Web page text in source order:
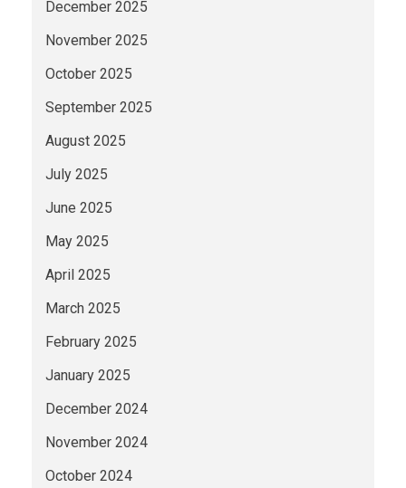
December 2025
November 2025
October 2025
September 2025
August 2025
July 2025
June 2025
May 2025
April 2025
March 2025
February 2025
January 2025
December 2024
November 2024
October 2024